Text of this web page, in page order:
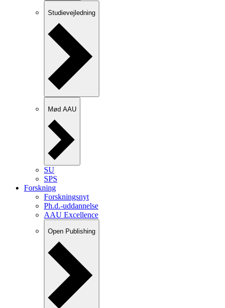
Studievejledning
Mød AAU
SU
SPS
Forskning
Forskningsnyt
Ph.d.-uddannelse
AAU Excellence
Open Publishing